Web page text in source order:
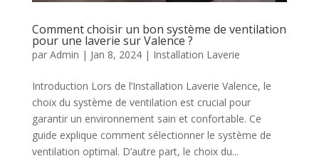
Comment choisir un bon système de ventilation
pour une laverie sur Valence ?
par Admin | Jan 8, 2024| Installation Laverie
Introduction Lors de l’Installation Laverie Valence, le
choix du système de ventilation est crucial pour
garantir un environnement sain et confortable. Ce
guide explique comment sélectionner le système de
ventilation optimal. D’autre part, le choix du...